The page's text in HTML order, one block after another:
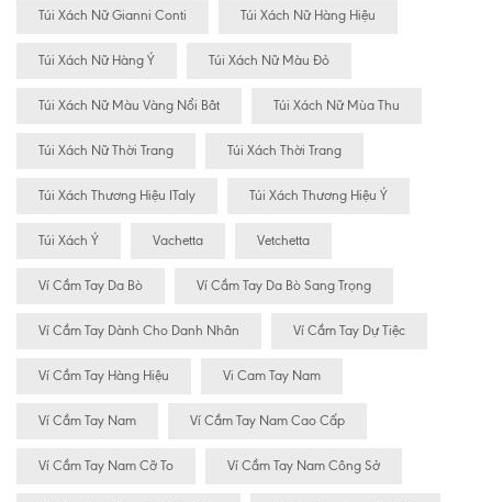
Túi Xách Nữ Gianni Conti Túi Xách Nữ Hàng Hiệu
Túi Xách Nữ Hàng Ý Túi Xách Nữ Màu Đỏ
Túi Xách Nữ Màu Vàng Nổi Bât Túi Xách Nữ Mùa Thu
Túi Xách Nữ Thời Trang Túi Xách Thời Trang
Túi Xách Thương Hiệu ITaly Túi Xách Thương Hiệu Ý
Túi Xách Ý Vachetta Vetchetta
Ví Cầm Tay Da Bò Ví Cầm Tay Da Bò Sang Trọng
Ví Cầm Tay Dành Cho Danh Nhân Ví Cầm Tay Dự Tiệc
Ví Cầm Tay Hàng Hiệu Vi Cam Tay Nam
Ví Cầm Tay Nam Ví Cầm Tay Nam Cao Cấp
Ví Cầm Tay Nam Cỡ To Ví Cầm Tay Nam Công Sở